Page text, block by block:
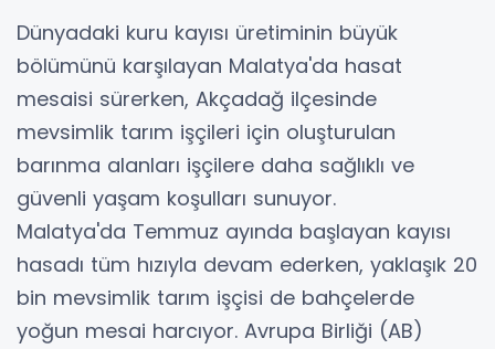
Dünyadaki kuru kayısı üretiminin büyük
bölümünü karşılayan Malatya'da hasat
mesaisi sürerken, Akçadağ ilçesinde
mevsimlik tarım işçileri için oluşturulan
barınma alanları işçilere daha sağlıklı ve
güvenli yaşam koşulları sunuyor.
Malatya'da Temmuz ayında başlayan kayısı
hasadı tüm hızıyla devam ederken, yaklaşık 20
bin mevsimlik tarım işçisi de bahçelerde
yoğun mesai harcıyor. Avrupa Birliği (AB)